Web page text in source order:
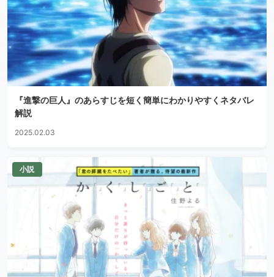
『進撃の巨人』のあらすじを短く簡単にわかりやすくネタバレ
解説
2025.02.03
小説